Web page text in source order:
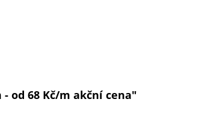
od 68 Kč/m akční cena"